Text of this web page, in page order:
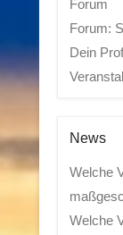
Forum
Forum:
Dein
News
Welche
Welche